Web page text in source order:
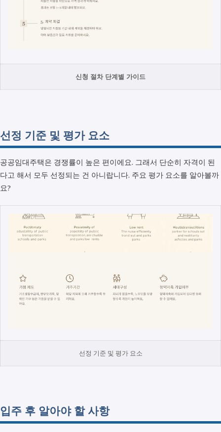
신청 절차 단계별 가이드
선정 기준 및 평가 요소
공공임대주택은 경쟁률이 높은 편이에요. 그래서 단순히 자격이 된
다고 해서 모두 선정되는 건 아니랍니다. 주요 평가 요소를 알아볼까
요?
선정 기준 및 평가 요소
입주 후 알아야 할 사항